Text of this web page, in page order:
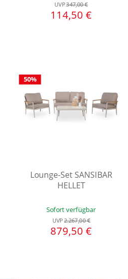
UVP347,00 €
114,50 €
50%
Lounge-Set SANSIBAR
HELLET
Sofort verfügbar
UVP2.267,00 €
879,50 €